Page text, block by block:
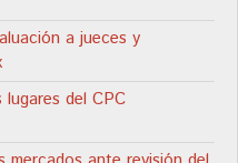
a jueces y
del CPC